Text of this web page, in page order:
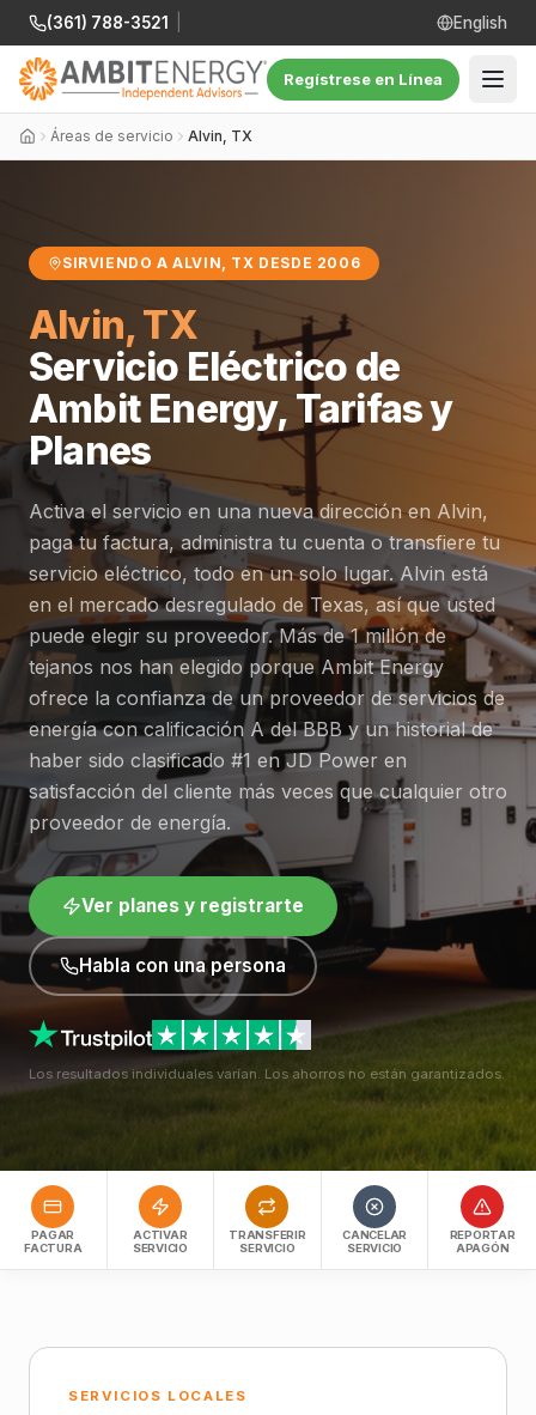
(361) 788-3521 English
Regístrese en Línea
Áreas de servicio Alvin, TX
SIRVIENDO A ALVIN, TX DESDE 2006
Alvin, TX
Servicio Eléctrico de
Ambit Energy, Tarifas y
Planes
Activa el servicio en una nueva dirección en Alvin,
paga tu factura, administra tu cuenta o transfiere tu
servicio eléctrico, todo en un solo lugar. Alvin está
en el mercado desregulado de Texas, así que usted
puede elegir su proveedor. Más de 1 millón de
tejanos nos han elegido porque Ambit Energy
ofrece la confianza de un proveedor de servicios de
energía con calificación A del BBB y un historial de
haber sido clasificado #1 en JD Power en
satisfacción del cliente más veces que cualquier otro
proveedor de energía.
Ver planes y registrarte
Habla con una persona
Los resultados individuales varían. Los ahorros no están garantizados.
PAGAR
FACTURA
ACTIVAR
SERVICIO
TRANSFERIR
SERVICIO
CANCELAR
SERVICIO
REPORTAR
APAGÓN
SERVICIOS LOCALES